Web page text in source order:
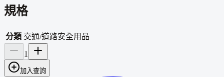
規格
分類 交通/道路安全用品
1
加入查詢